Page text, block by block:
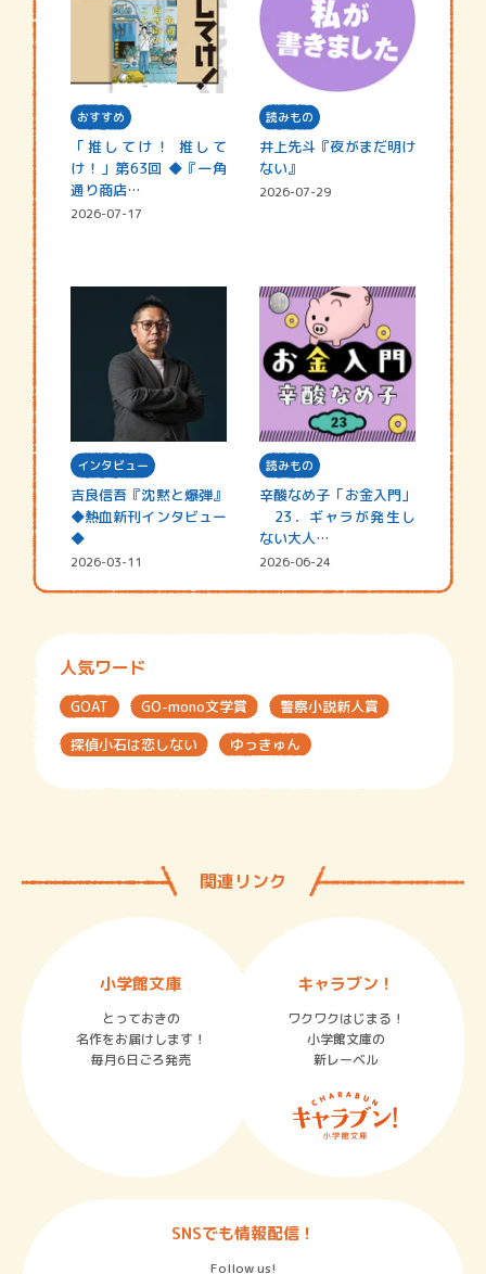
おすすめ
「推してけ！ 推して
け！」第63回 ◆『一角
通り商店…
2026-07-17
読みもの
井上先斗『夜がまだ明け
ない』
2026-07-29
インタビュー
吉良信吾『沈黙と爆弾』
◆熱血新刊インタビュー
◆
2026-03-11
読みもの
辛酸なめ子「お金入門」
23．ギャラが発生し
ない大人…
2026-06-24
人気ワード
GOAT GO-mono文学賞
警察小説新人賞
探偵小石は恋しない
ゆっきゅん
関連リンク
小学館文庫
とっておきの
名作をお届けします！
毎月6日ごろ発売
キャラブン！
ワクワクはじまる！
小学館文庫の
新レーベル
SNSでも情報配信！
Follow us!